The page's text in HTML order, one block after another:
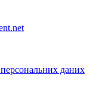
персональних даних